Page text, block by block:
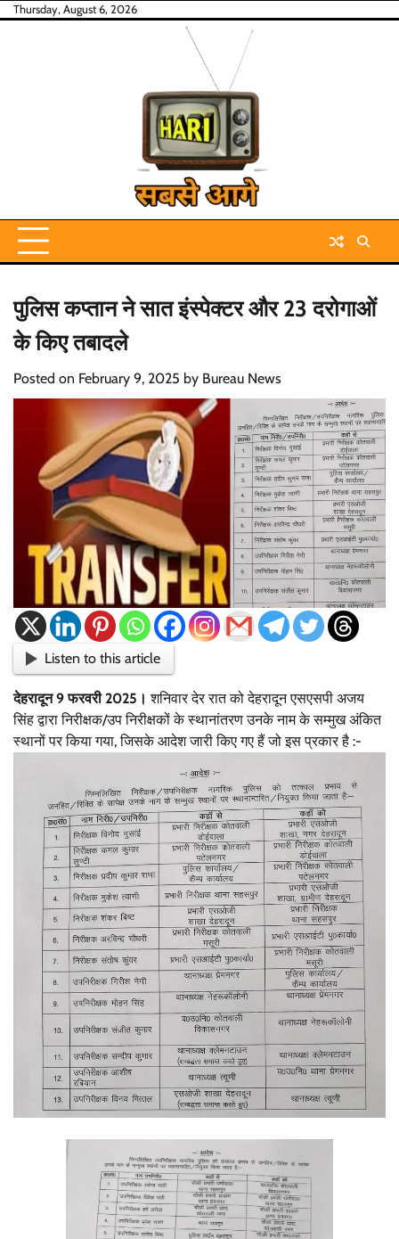
SkipThursday, August 6, 2026
पुलिस कप्तान ने सात इंस्पेक्टर और 23 दरोगाओं
के किए तबादले
Posted on February 9, 2025 by Bureau News
Listen to this article
देहरादून 9 फरवरी 2025। शनिवार देर रात को देहरादून एसएसपी अजय
सिंह द्वारा निरीक्षक/उप निरीक्षकों के स्थानांतरण उनके नाम के सम्मुख अंकित
स्थानों पर किया गया, जिसके आदेश जारी किए गए हैं जो इस प्रकार है :-